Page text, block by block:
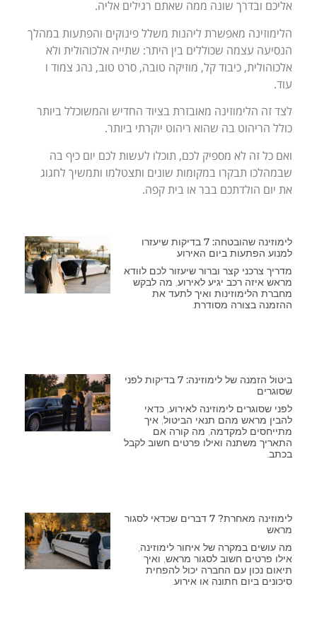
אליכם ובדרך שונה ממה שאתם רגילים אליה.
הלימוזינה מאפשרת ליהנות משלל פינוקים והפתעות במהלך
הנסיעה עצמה שכוללים בין היתר: שתייה אלכוהולית ולא
אלכוהולית, כיבוד קל, מוזיקה טובה, סרט טוב, נהג צמוד ו
עוד.
לצד זה הלימוזינה מאובזרת בציוד החדיש והמשוכלל ביותר
כולל הריהוט בה שהוא ריהוט יוקרתי ביותר.
ואם כל זה לא מספיק לכם, תוכלו לעשות לכם יום כיף בה
שבמהלכו תבקרו במקומות שונים ותצטלמו ותמשיך לחגוג
את יום הולדתכם בבר או בית קפה.
לימוזינה שהובטחה: 7 בדיקות שיעזרו
למנוע הפתעות ביום האירוע
מדריך צרכני קצר וברור שיעזור לכם לוודא
מראש איזה רכב יגיע לאירוע, מה לבקש
מחברת הלימוזינות ואיך לתעד את
ההזמנה בצורה מסודרת.
ביטול הזמנה של לימוזינה: 7 בדיקות לפני
שסוגרים
לפני שסוגרים לימוזינה לאירוע, כדאי
להבין מראש מהם תנאי הביטול, איך
מתייחסים למקדמה, מה קורה אם
התאריך משתנה ואילו פרטים חשוב לקבל
בכתב.
לימוזינה מאחרת? 7 דברים שכדאי לסגור
מראש
מה עושים במקרה של איחור לימוזינה,
אילו פרטים חשוב לסגור מראש, ואיך
תיאום נכון עם החברה יכול להפחית
סיכונים ביום חתונה או אירוע.